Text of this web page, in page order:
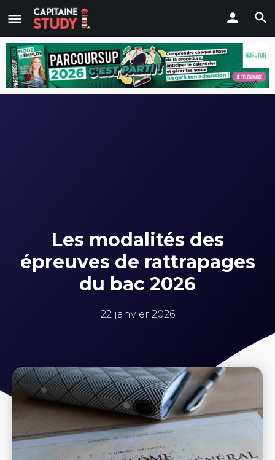
Les modalités des
épreuves de rattrapages
du bac 2026
22 janvier 2026